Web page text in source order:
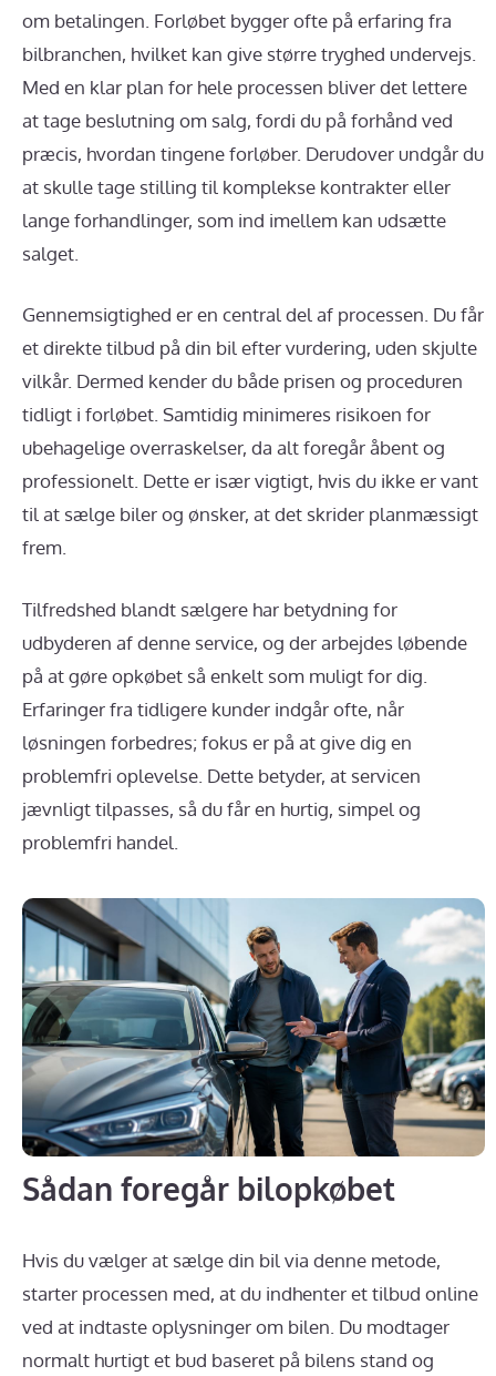
om betalingen. Forløbet bygger ofte på erfaring fra
bilbranchen, hvilket kan give større tryghed undervejs.
Med en klar plan for hele processen bliver det lettere
at tage beslutning om salg, fordi du på forhånd ved
præcis, hvordan tingene forløber. Derudover undgår du
at skulle tage stilling til komplekse kontrakter eller
lange forhandlinger, som ind imellem kan udsætte
salget.
Gennemsigtighed er en central del af processen. Du får
et direkte tilbud på din bil efter vurdering, uden skjulte
vilkår. Dermed kender du både prisen og proceduren
tidligt i forløbet. Samtidig minimeres risikoen for
ubehagelige overraskelser, da alt foregår åbent og
professionelt. Dette er især vigtigt, hvis du ikke er vant
til at sælge biler og ønsker, at det skrider planmæssigt
frem.
Tilfredshed blandt sælgere har betydning for
udbyderen af denne service, og der arbejdes løbende
på at gøre opkøbet så enkelt som muligt for dig.
Erfaringer fra tidligere kunder indgår ofte, når
løsningen forbedres; fokus er på at give dig en
problemfri oplevelse. Dette betyder, at servicen
jævnligt tilpasses, så du får en hurtig, simpel og
problemfri handel.
Sådan foregår bilopkøbet
Hvis du vælger at sælge din bil via denne metode,
starter processen med, at du indhenter et tilbud online
ved at indtaste oplysninger om bilen. Du modtager
normalt hurtigt et bud baseret på bilens stand og